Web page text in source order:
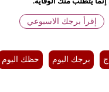
إقرأ برجك الاسبوعي
برجك اليوم حظك اليوم